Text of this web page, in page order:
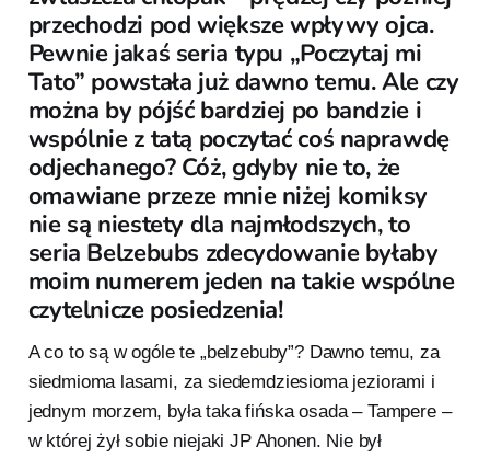
przechodzi pod większe wpływy ojca.
Pewnie jakaś seria typu „Poczytaj mi
Tato” powstała już dawno temu. Ale czy
można by pójść bardziej po bandzie i
wspólnie z tatą poczytać coś naprawdę
odjechanego? Cóż, gdyby nie to, że
omawiane przeze mnie niżej komiksy
nie są niestety dla najmłodszych, to
seria Belzebubs zdecydowanie byłaby
moim numerem jeden na takie wspólne
czytelnicze posiedzenia!
A co to są w ogóle te „belzebuby”? Dawno temu, za
siedmioma lasami, za siedemdziesioma jeziorami i
jednym morzem, była taka fińska osada – Tampere –
w której żył sobie niejaki JP Ahonen. Nie był